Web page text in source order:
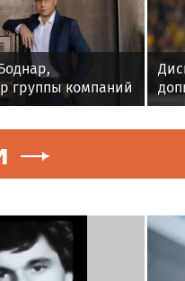
группы компаний
это сложное
и